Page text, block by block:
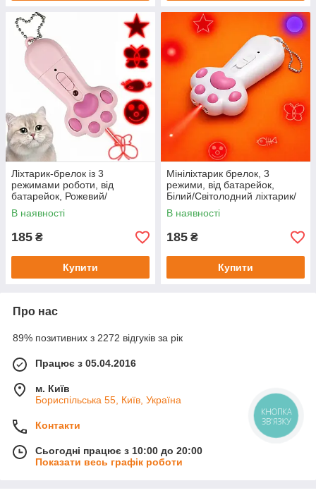
Ліхтарик-брелок із 3
режимами роботи, від
батарейок, Рожевий/
Світолодний ліхтарик/
Лерлинна указка/ Лазер для
котів
В наявності
185 ₴
Купити
Мініліхтарик брелок, 3
режими, від батарейок,
Білий/Світолодний ліхтарик/
Лізерна указка/ Лазер для
котів
В наявності
185 ₴
Купити
Про нас
89% позитивних з 2272 відгуків за рік
Працює з 05.04.2016
м. Київ
Бориспільська 55, Київ, Україна
Контакти
Сьогодні працює з 10:00 до 20:00
Показати весь графік роботи
КНОПКА
ЗВ'ЯЗКУ